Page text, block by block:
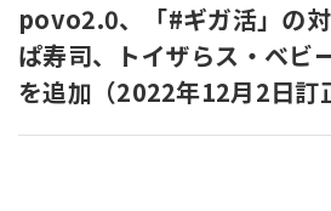
povo2.0、「#ギガ活」の
ぱ寿司、トイザらス・ベビ
を追加（2022年12月2日訂